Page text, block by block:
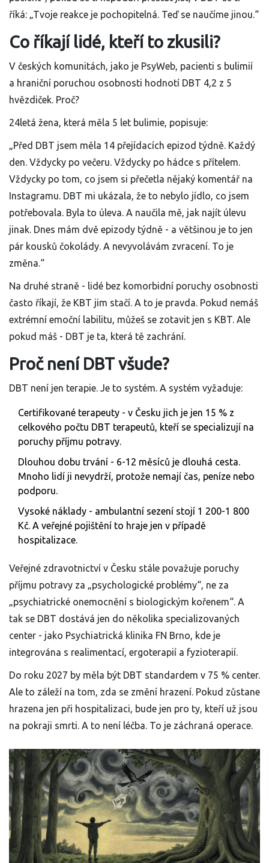
říká: „Tvoje reakce je pochopitelná. Teď se naučíme jinou.“
Co říkají lidé, kteří to zkusili?
V českých komunitách, jako je PsyWeb, pacienti s bulimií
a hraniční poruchou osobnosti hodnotí DBT 4,2 z 5
hvězdiček. Proč?
24letá žena, která měla 5 let bulimie, popisuje:
„Před DBT jsem měla 14 přejídacích epizod týdně. Každý
den. Vždycky po večeru. Vždycky po hádce s přítelem.
Vždycky po tom, co jsem si přečetla nějaký komentář na
Instagramu. DBT mi ukázala, že to nebylo jídlo, co jsem
potřebovala. Byla to úleva. A naučila mě, jak najít úlevu
jinak. Dnes mám dvě epizody týdně - a většinou je to jen
pár kousků čokolády. A nevyvolávám zvracení. To je
změna.“
Na druhé straně - lidé bez komorbidní poruchy osobnosti
často říkají, že KBT jim stačí. A to je pravda. Pokud nemáš
extrémní emoční labilitu, můžeš se zotavit jen s KBT. Ale
pokud máš - DBT je ta, která tě zachrání.
Proč není DBT všude?
DBT není jen terapie. Je to systém. A systém vyžaduje:
Certifikované terapeuty - v Česku jich je jen 15 % z
celkového počtu DBT terapeutů, kteří se specializují na
poruchy příjmu potravy.
Dlouhou dobu trvání - 6-12 měsíců je dlouhá cesta.
Mnoho lidí ji nevydrží, protože nemají čas, peníze nebo
podporu.
Vysoké náklady - ambulantní sezení stojí 1 200-1 800
Kč. A veřejné pojištění to hraje jen v případě
hospitalizace.
Veřejné zdravotnictví v Česku stále považuje poruchy
příjmu potravy za „psychologické problémy“, ne za
„psychiatrické onemocnění s biologickým kořenem“. A
tak se DBT dostává jen do několika specializovaných
center - jako Psychiatrická klinika FN Brno, kde je
integrována s realimentací, ergoterapií a fyzioterapií.
Do roku 2027 by měla být DBT standardem v 75 % center.
Ale to záleží na tom, zda se změní hrazení. Pokud zůstane
hrazena jen při hospitalizaci, bude jen pro ty, kteří už jsou
na pokraji smrti. A to není léčba. To je záchraná operace.